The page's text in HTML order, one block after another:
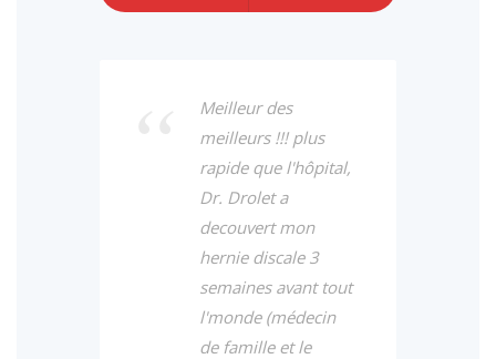
Meilleur des
meilleurs !!! plus
rapide que l'hôpital,
Dr. Drolet a
decouvert mon
hernie discale 3
semaines avant tout
l'monde (médecin
de famille et le